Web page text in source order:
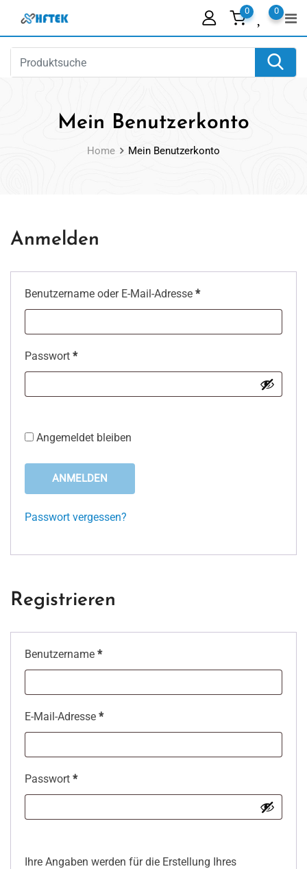
content
0
0
Mein Benutzerkonto
Home Mein Benutzerkonto
Anmelden
Benutzername oder E-Mail-Adresse *Erforderlich
Passwort *Erforderlich
Angemeldet bleiben
ANMELDEN
Passwort vergessen?
Registrieren
Benutzername *Erforderlich
E-Mail-Adresse *Erforderlich
Passwort *Erforderlich
Ihre Angaben werden für die Erstellung Ihres